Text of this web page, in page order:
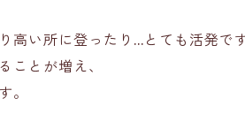
高い所に登ったり…とても活発で
ことが増え、
。